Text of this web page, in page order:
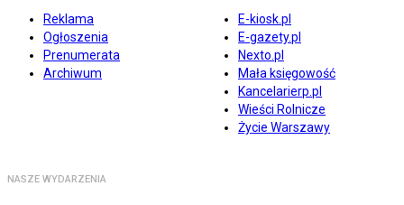
Reklama
Ogłoszenia
Prenumerata
Archiwum
E-kiosk.pl
E-gazety.pl
Nexto.pl
Mała księgowość
Kancelarierp.pl
Wieści Rolnicze
Życie Warszawy
NASZE WYDARZENIA